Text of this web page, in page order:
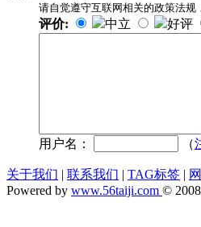
请自觉遵守互联网相关的政策法规
评价: 中立 好评
用户名： （
关于我们 | 联系我们 | TAG标签 |
Powered by www.56taiji.com ©